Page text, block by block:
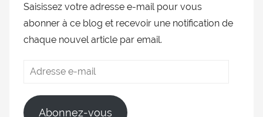
Saisissez votre adresse e-mail pour vous
abonner à ce blog et recevoir une notification de
chaque nouvel article par email.
Abonnez-vous